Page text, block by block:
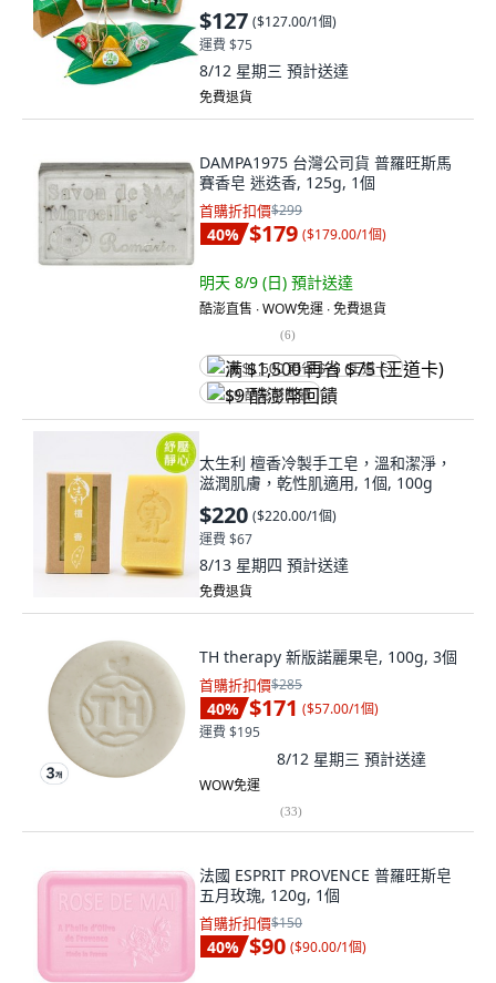
$127 ($127.00/1個)
運費 $75
8/12 星期三 預計送達
免費退貨
DAMPA1975 台灣公司貨 普羅旺斯馬
賽香皂 迷迭香, 125g, 1個
首購折扣價$299
40% $179 ($179.00/1個)
明天 8/9 (日) 預計送達
酷澎直售 ∙ WOW免運 ∙ 免費退貨
(6)
满 $1,500 再省 $75 (王道卡)
$9 酷澎幣回饋
太生利 檀香冷製手工皂，溫和潔淨，
滋潤肌膚，乾性肌適用, 1個, 100g
$220 ($220.00/1個)
運費 $67
8/13 星期四 預計送達
免費退貨
TH therapy 新版諾麗果皂, 100g, 3個
首購折扣價$285
40% $171 ($57.00/1個)
運費 $195
8/12 星期三 預計送達
WOW免運
(33)
法國 ESPRIT PROVENCE 普羅旺斯皂
五月玫瑰, 120g, 1個
首購折扣價$150
40% $90 ($90.00/1個)